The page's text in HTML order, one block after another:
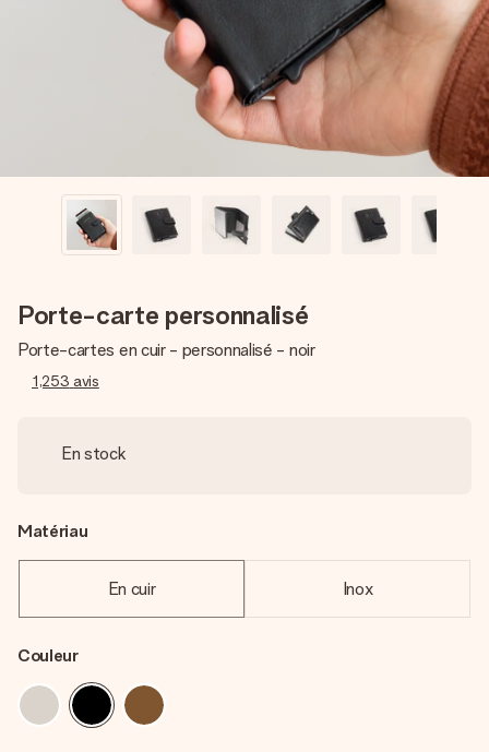
Créez quelque chose d’unique en quelques étapes – avec
son prénom, votre photo ou un message qui touche le cœur.
Sans complications, juste tout l’amour pour le moment idéal.
Porte-carte personnalisé
Porte-cartes en cuir - personnalisé - noir
1,253 avis
En stock
Matériau
En cuir Inox
Couleur